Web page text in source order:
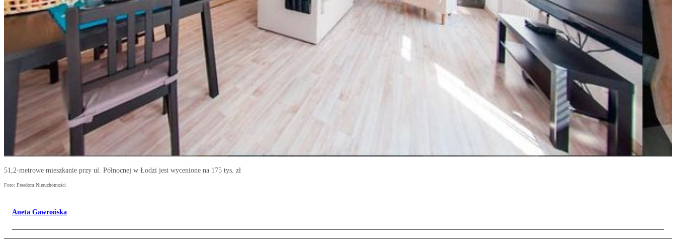
51,2-metrowe mieszkanie przy ul. Północnej w Łodzi jest wycenione na 175 tys. zł
Foto: Freedom Nieruchomości
Aneta Gawrońska